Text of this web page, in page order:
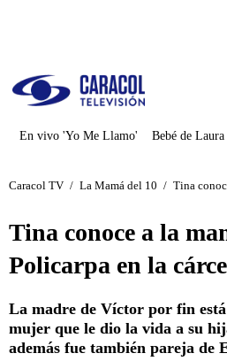
En vivo 'Yo Me Llamo' Bebé de
Caracol TV / La Mamá del 10 / Tina
Tina conoce a la
Policarpa en la
La madre de Víctor por fin
mujer que le dio la vida a su
además fue también pareja de